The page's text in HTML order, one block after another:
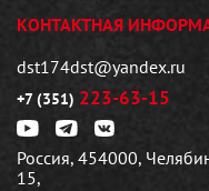
КОНТАКТНАЯ
dst174dst@yandex.ru
+7 (351) 223-63-15
Россия, 454000,
15,